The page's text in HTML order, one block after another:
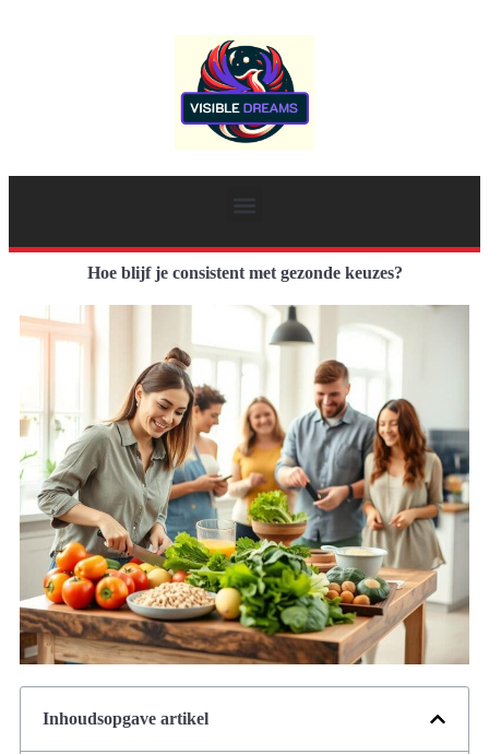
Hoe blijf je consistent met gezonde keuzes?
Inhoudsopgave artikel